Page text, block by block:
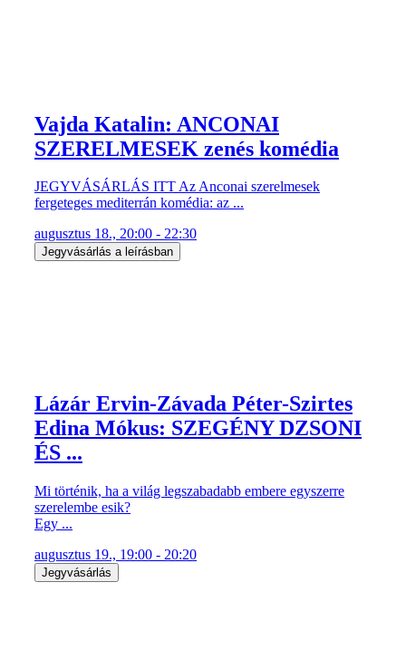
Vajda Katalin: ANCONAI
SZERELMESEK zenés komédia
JEGYVÁSÁRLÁS ITT Az Anconai szerelmesek
fergeteges mediterrán komédia: az ...
augusztus 18., 20:00 - 22:30
Jegyvásárlás a leírásban
Lázár Ervin-Závada Péter-Szirtes
Edina Mókus: SZEGÉNY DZSONI
ÉS ...
Mi történik, ha a világ legszabadabb embere egyszerre
szerelembe esik?
Egy ...
augusztus 19., 19:00 - 20:20
Jegyvásárlás